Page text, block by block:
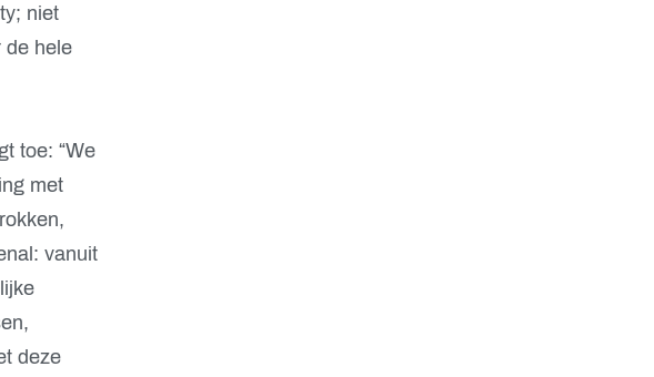
niet
de hele
toe: “We
met
vanuit
deze